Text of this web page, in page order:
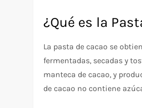
¿Qué es la
La pasta de cacao se
fermentadas, secadas y
manteca de cacao, y
de cacao no contiene